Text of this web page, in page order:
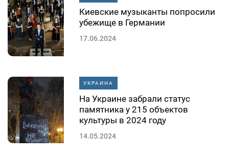
Киевские музыканты попросили
убежище в Германии
17.06.2024
УКРАИНА
На Украине забрали статус
памятника у 215 объектов
культуры в 2024 году
14.05.2024